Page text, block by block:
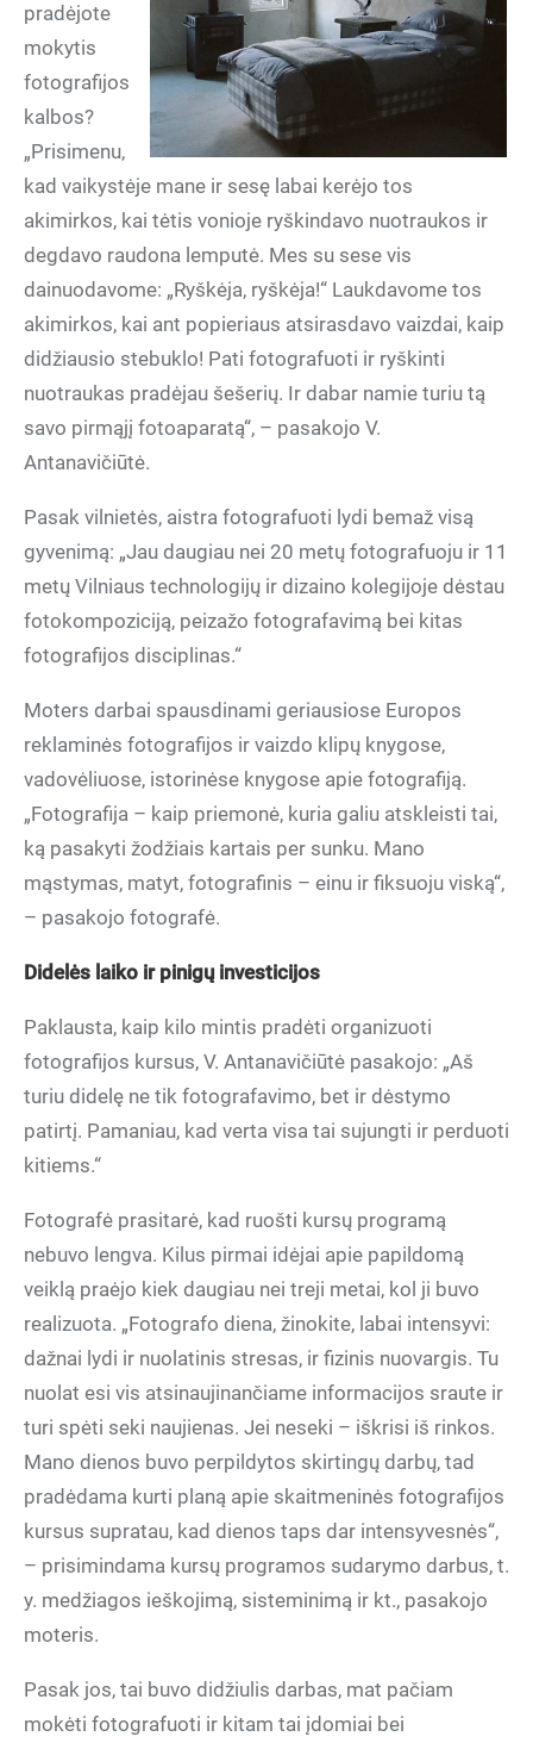
pradėjote
mokytis
fotografijos
kalbos?
„Prisimenu,
kad vaikystėje mane ir sesę labai kerėjo tos
akimirkos, kai tėtis vonioje ryškindavo nuotraukos ir
degdavo raudona lemputė. Mes su sese vis
dainuodavome: „Ryškėja, ryškėja!“ Laukdavome tos
akimirkos, kai ant popieriaus atsirasdavo vaizdai, kaip
didžiausio stebuklo! Pati fotografuoti ir ryškinti
nuotraukas pradėjau šešerių. Ir dabar namie turiu tą
savo pirmąjį fotoaparatą“, – pasakojo V.
Antanavičiūtė.
Pasak vilnietės, aistra fotografuoti lydi bemaž visą
gyvenimą: „Jau daugiau nei 20 metų fotografuoju ir 11
metų Vilniaus technologijų ir dizaino kolegijoje dėstau
fotokompoziciją, peizažo fotografavimą bei kitas
fotografijos disciplinas.“
Moters darbai spausdinami geriausiose Europos
reklaminės fotografijos ir vaizdo klipų knygose,
vadovėliuose, istorinėse knygose apie fotografiją.
„Fotografija – kaip priemonė, kuria galiu atskleisti tai,
ką pasakyti žodžiais kartais per sunku. Mano
mąstymas, matyt, fotografinis – einu ir fiksuoju viską“,
– pasakojo fotografė.
Didelės laiko ir pinigų investicijos
Paklausta, kaip kilo mintis pradėti organizuoti
fotografijos kursus, V. Antanavičiūtė pasakojo: „Aš
turiu didelę ne tik fotografavimo, bet ir dėstymo
patirtį. Pamaniau, kad verta visa tai sujungti ir perduoti
kitiems.“
Fotografė prasitarė, kad ruošti kursų programą
nebuvo lengva. Kilus pirmai idėjai apie papildomą
veiklą praėjo kiek daugiau nei treji metai, kol ji buvo
realizuota. „Fotografo diena, žinokite, labai intensyvi:
dažnai lydi ir nuolatinis stresas, ir fizinis nuovargis. Tu
nuolat esi vis atsinaujinančiame informacijos sraute ir
turi spėti seki naujienas. Jei neseki – iškrisi iš rinkos.
Mano dienos buvo perpildytos skirtingų darbų, tad
pradėdama kurti planą apie skaitmeninės fotografijos
kursus supratau, kad dienos taps dar intensyvesnės“,
– prisimindama kursų programos sudarymo darbus, t.
y. medžiagos ieškojimą, sisteminimą ir kt., pasakojo
moteris.
Pasak jos, tai buvo didžiulis darbas, mat pačiam
mokėti fotografuoti ir kitam tai įdomiai bei